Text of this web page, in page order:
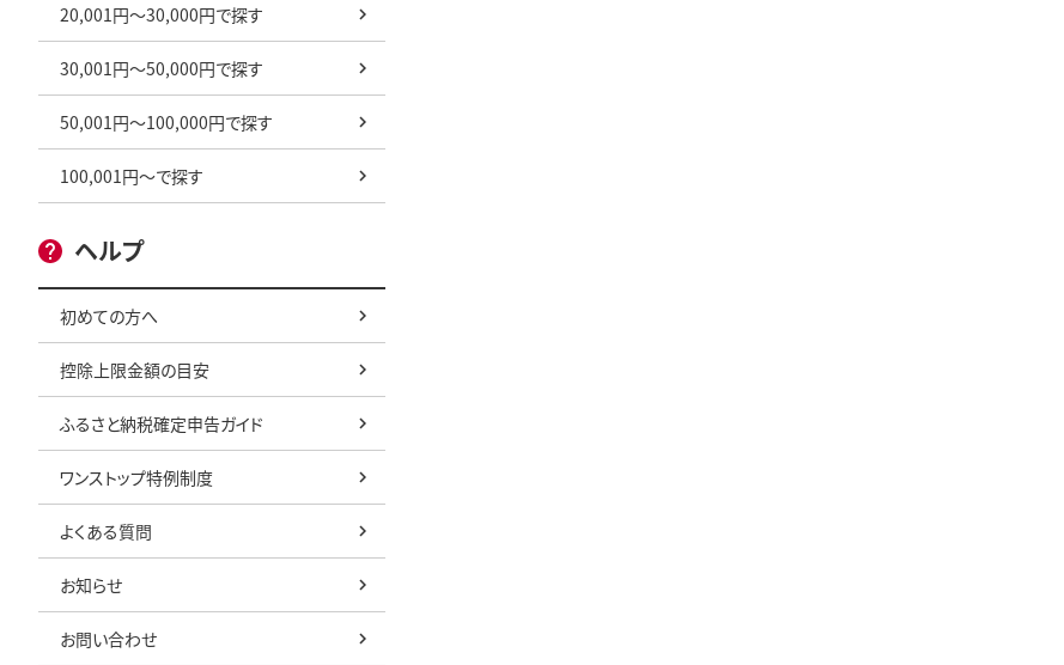
20,001円～30,000円で探す
30,001円～50,000円で探す
50,001円～100,000円で探す
100,001円～で探す
ヘルプ
初めての方へ
控除上限金額の目安
ふるさと納税確定申告ガイド
ワンストップ特例制度
よくある質問
お知らせ
お問い合わせ